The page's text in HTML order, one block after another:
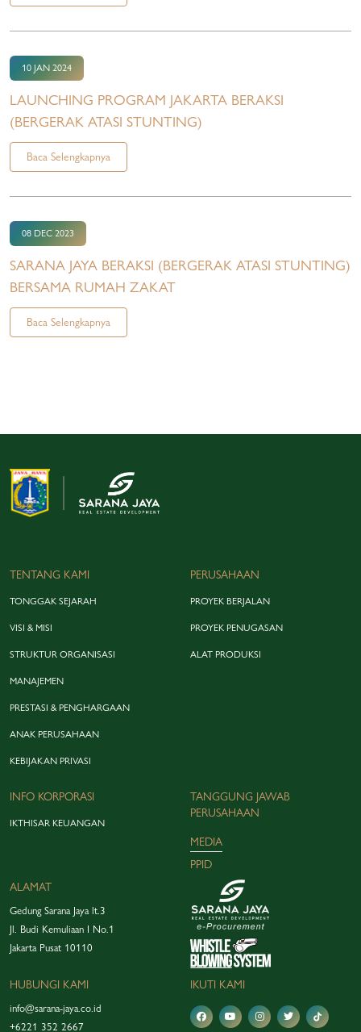
10 JAN 2024
LAUNCHING PROGRAM JAKARTA BERAKSI
(BERGERAK ATASI STUNTING)
Baca Selengkapnya
08 DEC 2023
SARANA JAYA BERAKSI (BERGERAK ATASI STUNTING)
BERSAMA RUMAH ZAKAT
Baca Selengkapnya
TENTANG KAMI
TONGGAK SEJARAH
VISI & MISI
STRUKTUR ORGANISASI
MANAJEMEN
PRESTASI & PENGHARGAAN
ANAK PERUSAHAAN
KEBIJAKAN PRIVASI
PERUSAHAAN
PROYEK BERJALAN
PROYEK PENUGASAN
ALAT PRODUKSI
INFO KORPORASI
IKTHISAR KEUANGAN
TANGGUNG JAWAB
PERUSAHAAN
MEDIA
PPID
ALAMAT
Gedung Sarana Jaya lt.3
Jl. Budi Kemuliaan I No.1
Jakarta Pusat 10110
HUBUNGI KAMI
info@sarana-jaya.co.id
+6221 352 2667
IKUTI KAMI